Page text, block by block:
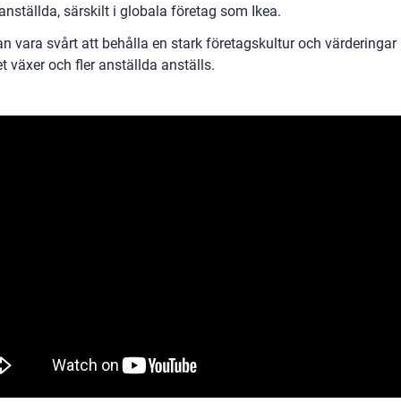
särskilt i globala företag som Ikea.
vara svårt att behålla en stark företagskultur och värderingar
växer och fler anställda anställs.